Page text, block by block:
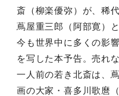
斎（柳楽優弥）が、稀
蔦屋重三郎（阿部寛）
今も世界中に多くの影
を写した本予告。売れ
一人前の若き北斎は、
画の大家・喜多川歌麿